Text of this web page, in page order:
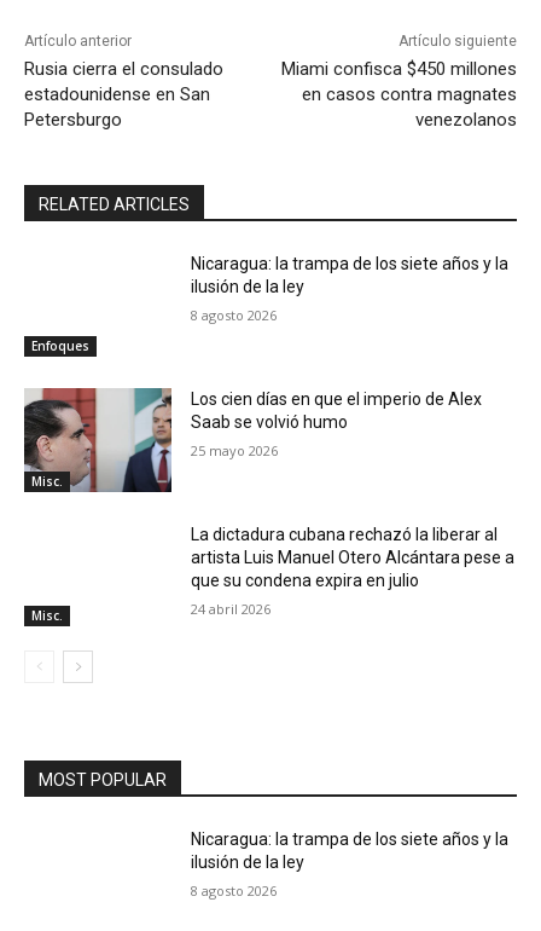
Artículo anterior
Rusia cierra el consulado
estadounidense en San
Petersburgo
Artículo siguiente
Miami confisca $450 millones
en casos contra magnates
venezolanos
RELATED ARTICLES
Enfoques
Nicaragua: la trampa de los siete años y la
ilusión de la ley
8 agosto 2026
Misc.
Los cien días en que el imperio de Alex
Saab se volvió humo
25 mayo 2026
Misc.
La dictadura cubana rechazó la liberar al
artista Luis Manuel Otero Alcántara pese a
que su condena expira en julio
24 abril 2026
MOST POPULAR
Nicaragua: la trampa de los siete años y la
ilusión de la ley
8 agosto 2026